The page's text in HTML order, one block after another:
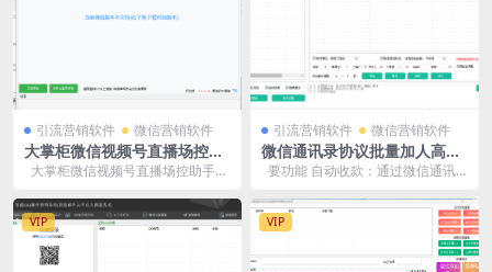
引流营销软件 微信营销软件
大掌柜微信视频号直播场控助
手
大掌柜微信视频号直播场控助手是
助工具...
引流营销软件 微信营销软件
微信通讯录协议批量加人高级
版：全面提升微信营销效率的
要功能 自动收款：通过微信通讯
实现自...
VIP VIP